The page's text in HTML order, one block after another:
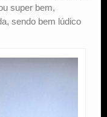
super bem,
sendo bem lúdico